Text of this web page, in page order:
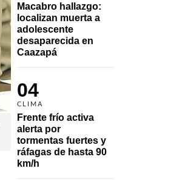
Macabro hallazgo:
localizan muerta a
adolescente
desaparecida en
Caazapá
04
CLIMA
Frente frío activa
alerta por
tormentas fuertes y
ráfagas de hasta 90
km/h